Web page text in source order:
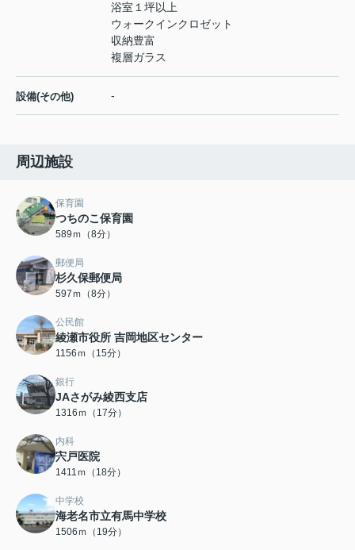
浴室１坪以上
ウォークインクロゼット
収納豊富
複層ガラス
設備(その他) -
周辺施設
保育園
つちのこ保育園
589ｍ（8分）
郵便局
杉久保郵便局
597ｍ（8分）
公民館
綾瀬市役所 吉岡地区センター
1156ｍ（15分）
銀行
JAさがみ綾西支店
1316ｍ（17分）
内科
宍戸医院
1411ｍ（18分）
中学校
海老名市立有馬中学校
1506ｍ（19分）